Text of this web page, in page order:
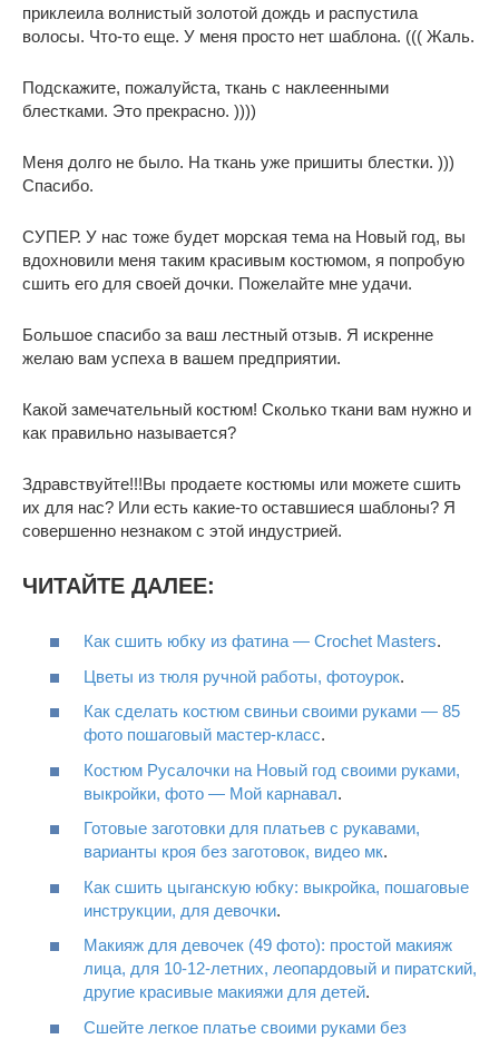
приклеила волнистый золотой дождь и распустила
волосы. Что-то еще. У меня просто нет шаблона. ((( Жаль.
Подскажите, пожалуйста, ткань с наклеенными
блестками. Это прекрасно. ))))
Меня долго не было. На ткань уже пришиты блестки. )))
Спасибо.
СУПЕР. У нас тоже будет морская тема на Новый год, вы
вдохновили меня таким красивым костюмом, я попробую
сшить его для своей дочки. Пожелайте мне удачи.
Большое спасибо за ваш лестный отзыв. Я искренне
желаю вам успеха в вашем предприятии.
Какой замечательный костюм! Сколько ткани вам нужно и
как правильно называется?
Здравствуйте!!!Вы продаете костюмы или можете сшить
их для нас? Или есть какие-то оставшиеся шаблоны? Я
совершенно незнаком с этой индустрией.
ЧИТАЙТЕ ДАЛЕЕ:
Как сшить юбку из фатина — Crochet Masters.
Цветы из тюля ручной работы, фотоурок.
Как сделать костюм свиньи своими руками — 85
фото пошаговый мастер-класс.
Костюм Русалочки на Новый год своими руками,
выкройки, фото — Мой карнавал.
Готовые заготовки для платьев с рукавами,
варианты кроя без заготовок, видео мк.
Как сшить цыганскую юбку: выкройка, пошаговые
инструкции, для девочки.
Макияж для девочек (49 фото): простой макияж
лица, для 10-12-летних, леопардовый и пиратский,
другие красивые макияжи для детей.
Сшейте легкое платье своими руками без